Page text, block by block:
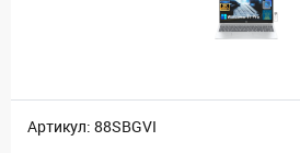
Артикул: 88SBGVI